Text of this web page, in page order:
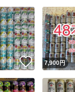
いいね！
7,900円